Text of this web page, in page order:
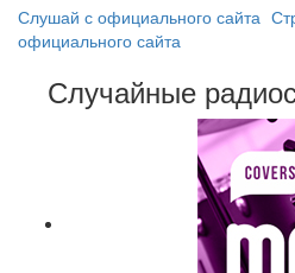
Слушай с официального сайта
официального сайта
Случайные